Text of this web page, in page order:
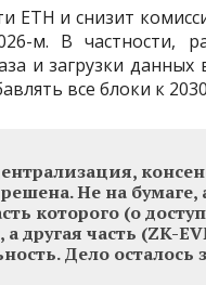
ETH и снизит
м. В частности,
и загрузки данных
все блоки к
Не на бумаге,
которого (о
другая часть (ZK-
Дело осталось